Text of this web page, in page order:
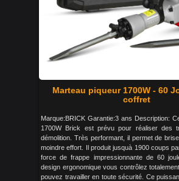
Marteau piqueur 1700W - 60
coffret
Marque:BRICK Garantie:3 ans Description:
1700W Brick est prévu pour réaliser des
démolition. Très performant, il permet de
moindre effort. Il produit jusquà 1900 coups
force de frappe impressionnante de 60
design ergonomique vous contrôlez
pouvez travailler en toute sécurité. Ce